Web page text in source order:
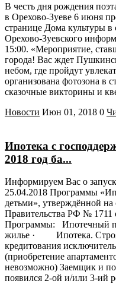
В честь дня рождения
в Орехово-Зуеве 6 июня
странице Дома культуры
Орехово-Зуевского
15:00. «Мероприятие,
города! Вас ждет
небом, где пройдут
организована фотозона в
сказочные викторины и
Новости Июн 01, 2018 0
Ипотека с
2018 год ба...
Информируем Вас о
25.04.2018 Программы
детьми», утверждённой
Правительства РФ №
Программы: Ипотечный
жилье · Ипотека.
кредитования
(приобретение
невозможно) Заемщик и
появился 2-ой и/или 3-ий